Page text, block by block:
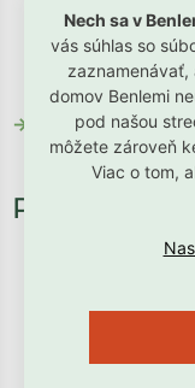
Nech sa v
vás súhlas so
zaznamenávať,
domov Benlemi
pod našou
môžete zároveň
Viac o tom,
→ TU si stiahnete